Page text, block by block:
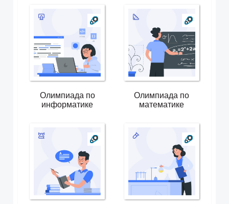
Олимпиада по
информатике
Олимпиада по
математике